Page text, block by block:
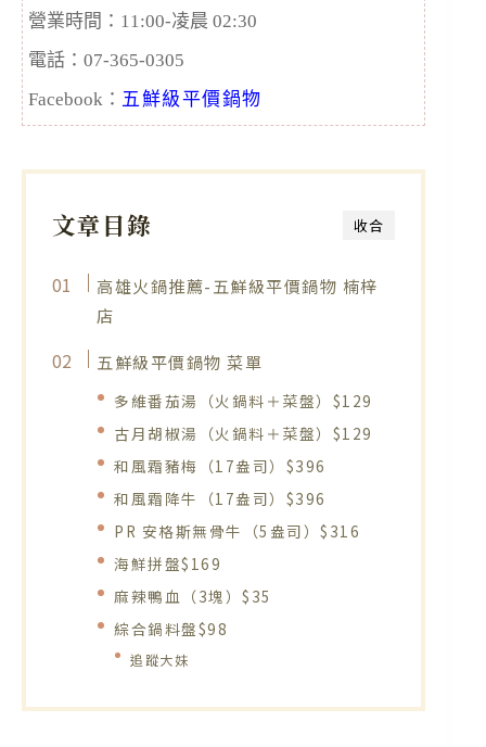
營業時間：11:00-凌晨 02:30
電話：07-365-0305​
Facebook： 五鮮級平價鍋物
收合
文章目錄
高雄火鍋推薦-五鮮級平價鍋物 楠梓
店
五鮮級平價鍋物 菜單
多維番茄湯（火鍋料＋菜盤）$129
古月胡椒湯（火鍋料＋菜盤）$129
和風霜豬梅（17盎司）$396
和風霜降牛（17盎司）$396
PR 安格斯無骨牛（5盎司）$316
海鮮拼盤$169
麻辣鴨血（3塊）$35
綜合鍋料盤$98
追蹤大妹